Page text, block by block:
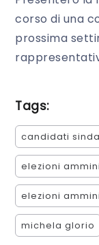
corso di una
prossima
Tags:
candidati
elezioni
elezioni
michela glorio